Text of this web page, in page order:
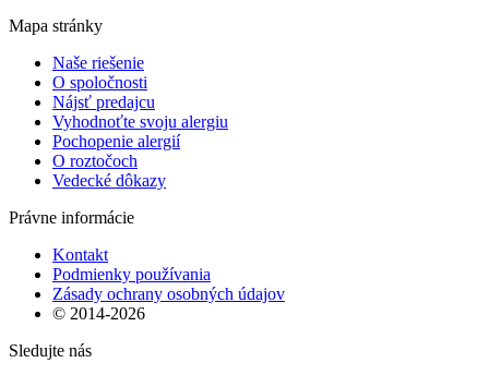
Mapa stránky
Naše riešenie
O spoločnosti
Nájsť predajcu
Vyhodnoťte svoju alergiu
Pochopenie alergií
O roztočoch
Vedecké dôkazy
Právne informácie
Kontakt
Podmienky používania
Zásady ochrany osobných údajov
© 2014-2026
Sledujte nás